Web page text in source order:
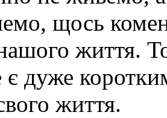
щось
життя.
є дуже
життя.